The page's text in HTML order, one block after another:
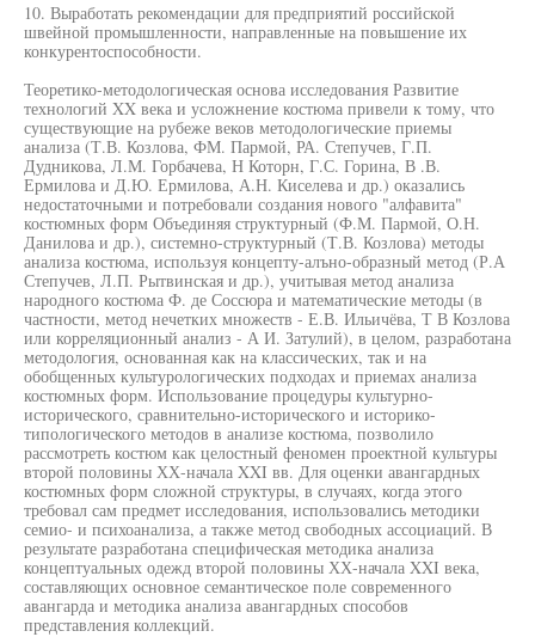
10. Выработать рекомендации для предприятий российской
швейной промышленности, направленные на повышение их
конкурентоспособности.
Теоретико-методологическая основа исследования Развитие
технологий XX века и усложнение костюма привели к тому, что
существующие на рубеже веков методологические приемы
анализа (Т.В. Козлова, ФМ. Пармой, РА. Степучев, Г.П.
Дудникова, Л.М. Горбачева, Н Которн, Г.С. Горина, В .В.
Ермилова и Д.Ю. Ермилова, А.Н. Киселева и др.) оказались
недостаточными и потребовали создания нового "алфавита"
костюмных форм Объединяя структурный (Ф.М. Пармой, О.Н.
Данилова и др.), системно-структурный (Т.В. Козлова) методы
анализа костюма, используя концепту-алъно-образный метод (Р.А
Степучев, Л.П. Рытвинская и др.), учитывая метод анализа
народного костюма Ф. де Соссюра и математические методы (в
частности, метод нечетких множеств - Е.В. Ильичёва, Т В Козлова
или корреляционный анализ - А И. Затулий), в целом, разработана
методология, основанная как на классических, так и на
обобщенных культурологических подходах и приемах анализа
костюмных форм. Использование процедуры культурно-
исторического, сравнительно-исторического и историко-
типологического методов в анализе костюма, позволило
рассмотреть костюм как целостный феномен проектной культуры
второй половины ХХ-начала XXI вв. Для оценки авангардных
костюмных форм сложной структуры, в случаях, когда этого
требовал сам предмет исследования, использовались методики
семио- и психоанализа, а также метод свободных ассоциаций. В
результате разработана специфическая методика анализа
концептуальных одежд второй половины ХХ-начала XXI века,
составляющих основное семантическое поле современного
авангарда и методика анализа авангардных способов
представления коллекций.